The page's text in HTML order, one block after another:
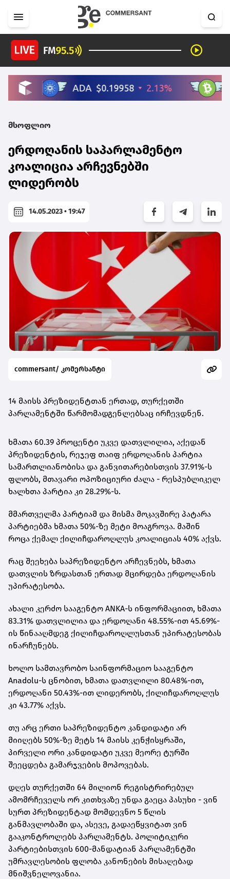
მსოფლიო
ერდოღანის საპარლამენტო
კოალიცია არჩევნებში
ლიდერობს
14.05.2023 • 19:47
commersant/ კომერსანტი
14 მაისს პრეზიდენტთან ერთად, თურქეთში
პარლამენტში წარმომადგენლებსაც ირჩევდნენ.
ხმათა 60.39 პროცენტი უკვე დათვლილია, აქედან
პრეზიდენტის, რეჯეფ თაიფ ერდოღანის პარტია
სამართლიანობისა და განვითარებისთვის 37.91%-ს
ფლობს, მთავარი ოპოზიციური ძალა - რესპუბლიკელ
ხალხთა პარტია კი 28.29%-ს.
მმართველმა პარტიამ და მისმა მოკავშირე პატარა
პარტიებმა ხმათა 50%-ზე მეტი მოაგროვა. მაშინ
როცა ქემალ ქილიჩდაროღლუს კოალიციას 40% აქვს.
რაც შეეხება საპრეზიდენტო არჩევნებს, ხმათა
დათვლის ზრდასთან ერთად მცირდება ერდოღანის
უპირატესობა.
ახალი კერძო სააგენტო ANKA-ს ინფორმაციით, ხმათა
83.31% დათვლილია და ერდოღანი 48.55%-ით 45.69%-
ის წინააღმდეგ ქილიჩდაროღლუსთან უპირატესობას
ინარჩუნებს.
ხოლო სამთავრობო საინფორმაციო სააგენტო
Anadolu-ს ცნობით, ხმათა დათვლილი 80.48%-ით,
ერდოღანი 50.43%-ით ლიდერობს, ქილიჩდაროღლუს
კი 43.77% აქვს.
თუ არც ერთი საპრეზიდენტო კანდიდატი არ
მიიღებს 50%-ზე მეტს 14 მაისს კენჭისყრაში,
პირველი ორი კანდიდატი უკვე მეორე ტურში
შეეცდება გამარჯვების მოპოვებას.
დღეს თურქეთში 64 მილიონ რეგისტრირებულ
ამომრჩეველს ორ კითხვაზე უნდა გაეცა პასუხი - ვინ
სურთ პრეზიდენტად მომდევნო 5 წლის
განმავლობაში და, ასევე, გადაეწყვიტათ ვინ
გააკონტროლებს პარლამენტს. პოლიტიკური
პარტიებისთვის 600-მანდატიან პარლამენტში
უმრავლესობის ფლობა კანონების მისაღებად
მნიშვნელოვანია.